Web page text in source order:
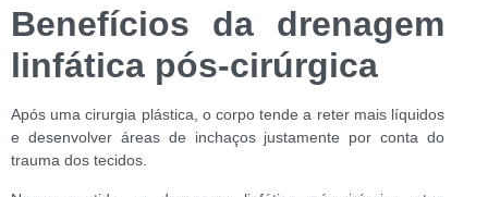
Benefícios da drenagem
linfática pós-cirúrgica
Após uma cirurgia plástica, o corpo tende a reter mais líquidos
e desenvolver áreas de inchaços justamente por conta do
trauma dos tecidos.